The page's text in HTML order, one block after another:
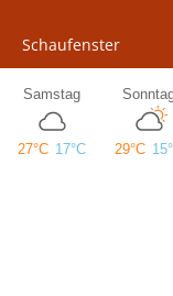
Schaufenster